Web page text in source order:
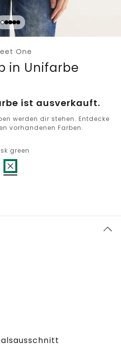
One
in Unifarbe
ist ausverkauft.
werden dir stehen. Entdecke
vorhandenen Farben.
green